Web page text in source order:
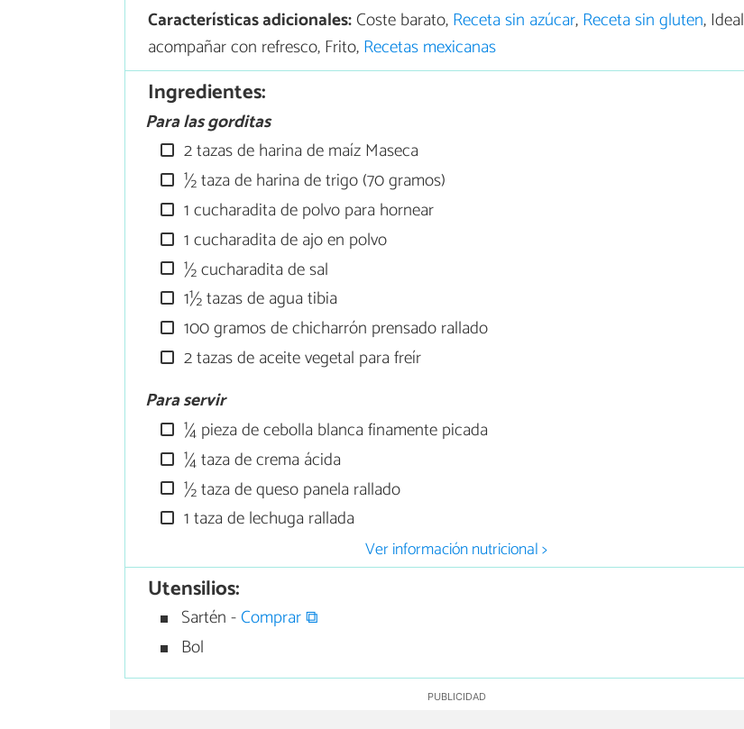
Características adicionales:Coste barato,Receta sin azúcar,Receta sin gluten, Ideal
acompañar con refresco, Frito,Recetas mexicanas
Ingredientes:
Para las gorditas
2 tazas de harina de maíz Maseca
½ taza de harina de trigo (70 gramos)
1 cucharadita de polvo para hornear
1 cucharadita de ajo en polvo
½ cucharadita de sal
1½ tazas de agua tibia
100 gramos de chicharrón prensado rallado
2 tazas de aceite vegetal para freír
Para servir
¼ pieza de cebolla blanca finamente picada
¼ taza de crema ácida
½ taza de queso panela rallado
1 taza de lechuga rallada
Ver información nutricional >
Utensilios:
Sartén -Comprar ⧉
Bol